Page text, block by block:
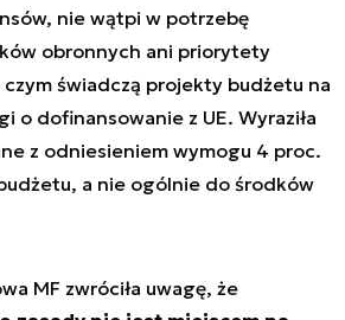
nie wątpi w potrzebę
obronnych ani priorytety
świadczą projekty budżetu na
o dofinansowanie z UE. Wyraziła
z odniesieniem wymogu 4 proc.
a nie ogólnie do środków
MF zwróciła uwagę, że